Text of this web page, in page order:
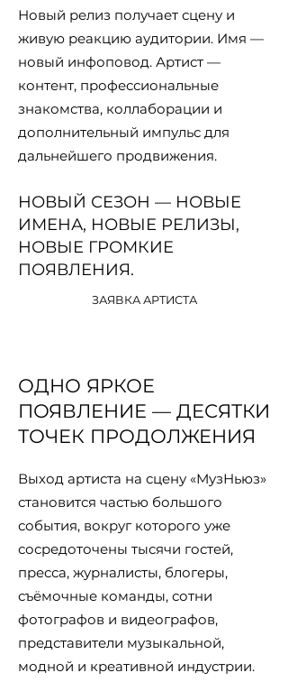
Новый релиз получает сцену и
живую реакцию аудитории. Имя —
новый инфоповод. Артист —
контент, профессиональные
знакомства, коллаборации и
дополнительный импульс для
дальнейшего продвижения.
НОВЫЙ СЕЗОН — НОВЫЕ
ИМЕНА, НОВЫЕ РЕЛИЗЫ,
НОВЫЕ ГРОМКИЕ
ПОЯВЛЕНИЯ.
ЗАЯВКА АРТИСТА
ОДНО ЯРКОЕ
ПОЯВЛЕНИЕ — ДЕСЯТКИ
ТОЧЕК ПРОДОЛЖЕНИЯ
Выход артиста на сцену «МузНьюз»
становится частью большого
события, вокруг которого уже
сосредоточены тысячи гостей,
пресса, журналисты, блогеры,
съёмочные команды, сотни
фотографов и видеографов,
представители музыкальной,
модной и креативной индустрии.